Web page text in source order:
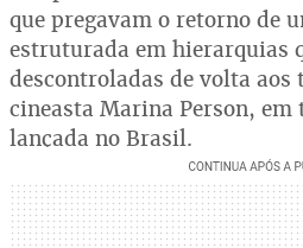
que pregavam o retorno de
estruturada em hierarquias
descontroladas de volta
cineasta Marina Person,
lançada no Brasil.